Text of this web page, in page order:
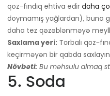
qoz-fındıq ehtiva edir daha
doymamış yağlardan), buna
daha tez qəzəblənməyə
Saxlama yeri: Torbalı qoz-
keçirməyən bir qabda
Növbəti: Bu məhsulu almaq
5. Soda